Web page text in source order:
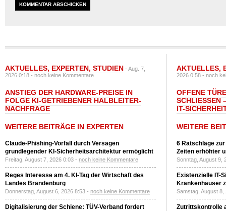
AKTUELLES, EXPERTEN, STUDIEN - Aug. 7,
2026 0:18 -noch keine Kommentare
ANSTIEG DER HARDWARE-PREISE IN
FOLGE KI-GETRIEBENER HALBLEITER-
NACHFRAGE
WEITERE BEITRÄGE IN EXPERTEN
Claude-Phishing-Vorfall durch Versagen
grundlegender KI-Sicherheitsarchitektur ermöglicht
Freitag, August 7, 2026 0:03 - noch keine Kommentare
Reges Interesse am 4. KI-Tag der Wirtschaft des
Landes Brandenburg
Donnerstag, August 6, 2026 8:53 - noch keine Kommentare
Digitalisierung der Schiene: TÜV-Verband fordert
AKTUELLES,
2026 0:58 -noch
OFFENE
SCHLIESSEN
T-
WEITERE
6 Ratschläge
Zeiten erhöhter
Sonntag, August 9,
Existenzielle IT-
Krankenhäuser
Samstag, August
Zutrittskontrolle